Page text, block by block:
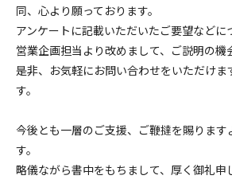
同、心より願っております。
アンケートに記載いただいたご要望などに
営業企画担当より改めまして、ご説明の機
是非、お気軽にお問い合わせをいただけま
す。
今後とも一層のご支援、ご鞭撻を賜ります
す。
略儀ながら書中をもちまして、厚く御礼申